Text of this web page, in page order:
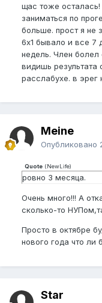
щас тоже
заниматься по
больше. прост я не
6x1 бывало и все 7
недель. Член
видишь результата
расслабухе. в эрег
Meine
Опубликовано
Quote (NewLife)
ровно 3 месяца.
Очень много!!! А
сколько-то
Просто в октябре
нового года что ли
Star